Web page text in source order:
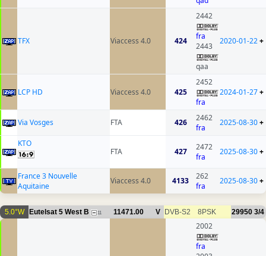
TFX Viaccess 4.0 424
2442
fra
2443
qaa
2020-01-22+
LCP HD Viaccess 4.0 425
2452
fra
2024-01-27+
Via Vosges FTA 426
2462
fra
2025-08-30+
KTO
FTA
427
2472
fra
2025-08-30+
France 3 Nouvelle
Aquitaine
Viaccess 4.0 4133
262
fra
2025-08-30+
5.0°W Eutelsat 5 West B 11 11471.00 V DVB-S2 8PSK 29950 3/4
2002
fra